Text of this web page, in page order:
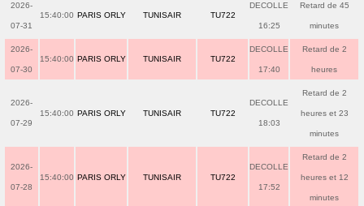
2026-
07-31
15:40:00 PARIS ORLY TUNISAIR TU722
DECOLLE
16:25
Retard de 45
minutes
2026-
07-30
15:40:00 PARIS ORLY TUNISAIR TU722
DECOLLE
17:40
Retard de 2
heures
2026-
07-29
15:40:00 PARIS ORLY TUNISAIR TU722
DECOLLE
18:03
Retard de 2
heures et 23
minutes
2026-
07-28
15:40:00 PARIS ORLY TUNISAIR TU722
DECOLLE
17:52
Retard de 2
heures et 12
minutes